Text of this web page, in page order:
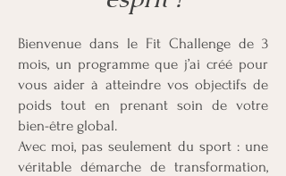
Bienvenue dans le Fit Challenge de 3
mois, un programme que j’ai créé pour
vous aider à atteindre vos objectifs de
poids tout en prenant soin de votre
bien-être global.
Avec moi, pas seulement du sport : une
véritable démarche de transformation,